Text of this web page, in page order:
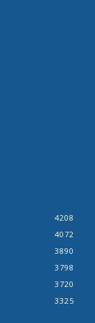
4208
4072
3890
3798
3720
3325